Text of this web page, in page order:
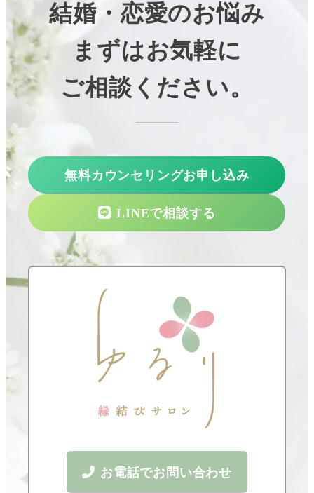
結婚・恋愛のお悩み
まずはお気軽に
ご相談ください。
無料カウンセリングお申し込み
LINEで相談する
お電話でお問い合わせ